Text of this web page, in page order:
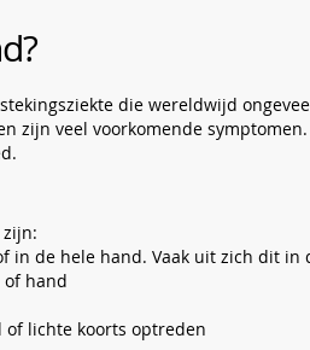
die wereldwijd
zijn veel voorkomende
de hele hand. Vaak uit zich dit
of hand
of lichte koorts optreden